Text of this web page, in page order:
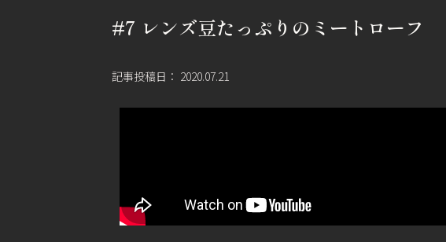
#7 レンズ豆たっぷりのミートローフ
記事投稿日： 2020.07.21